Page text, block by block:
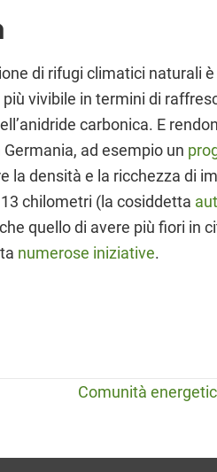
di rifugi climatici naturali
vivibile in termini di
carbonica. E
Germania, ad esempio un
la densità e la ricchezza di
chilometri (la cosiddetta
quello di avere più fiori in
numerose iniziative.
Comunità